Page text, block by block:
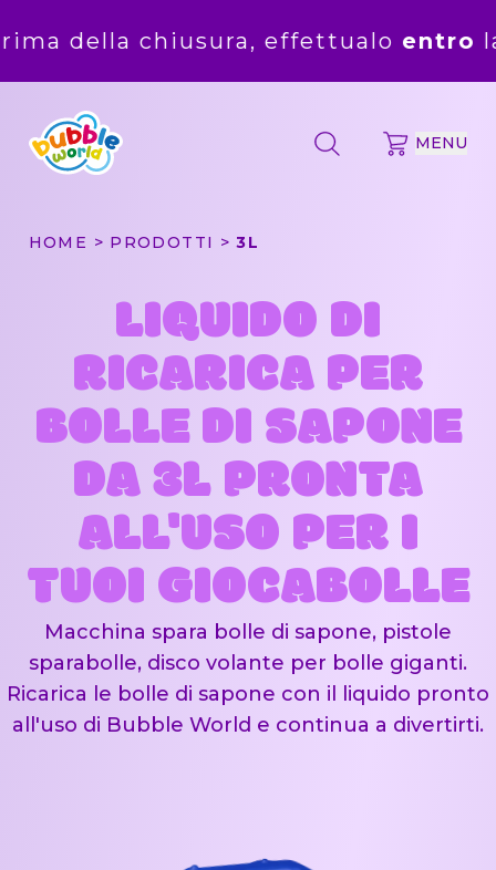
chiusura, effettualoentrola
MENU
HOME PRODOTTI 3L
LIQUIDO DI
RICARICA PER
BOLLE DI SAPONE
DA 3L PRONTA
ALL'USO PER I
TUOI GIOCABOLLE
Macchina spara bolle di sapone, pistole
sparabolle, disco volante per bolle giganti.
Ricarica le bolle di sapone con il liquido pronto
all'uso di Bubble World e continua a divertirti.